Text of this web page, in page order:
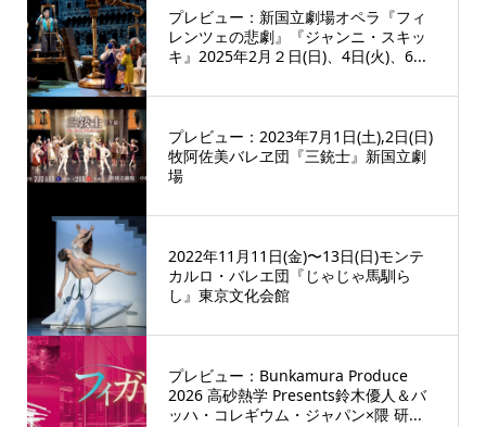
プレビュー：新国立劇場オペラ『フィ
レンツェの悲劇』『ジャンニ・スキッ
キ』2025年2月２日(日)、4日(火)、6...
プレビュー：2023年7月1日(土),2日(日)
牧阿佐美バレヱ団『三銃士』新国立劇
場
2022年11月11日(金)〜13日(日)モンテ
カルロ・バレエ団『じゃじゃ馬馴ら
し』東京文化会館
プレビュー：Bunkamura Produce
2026 高砂熱学 Presents鈴木優人＆バ
ッハ・コレギウム・ジャパン×隈 研...